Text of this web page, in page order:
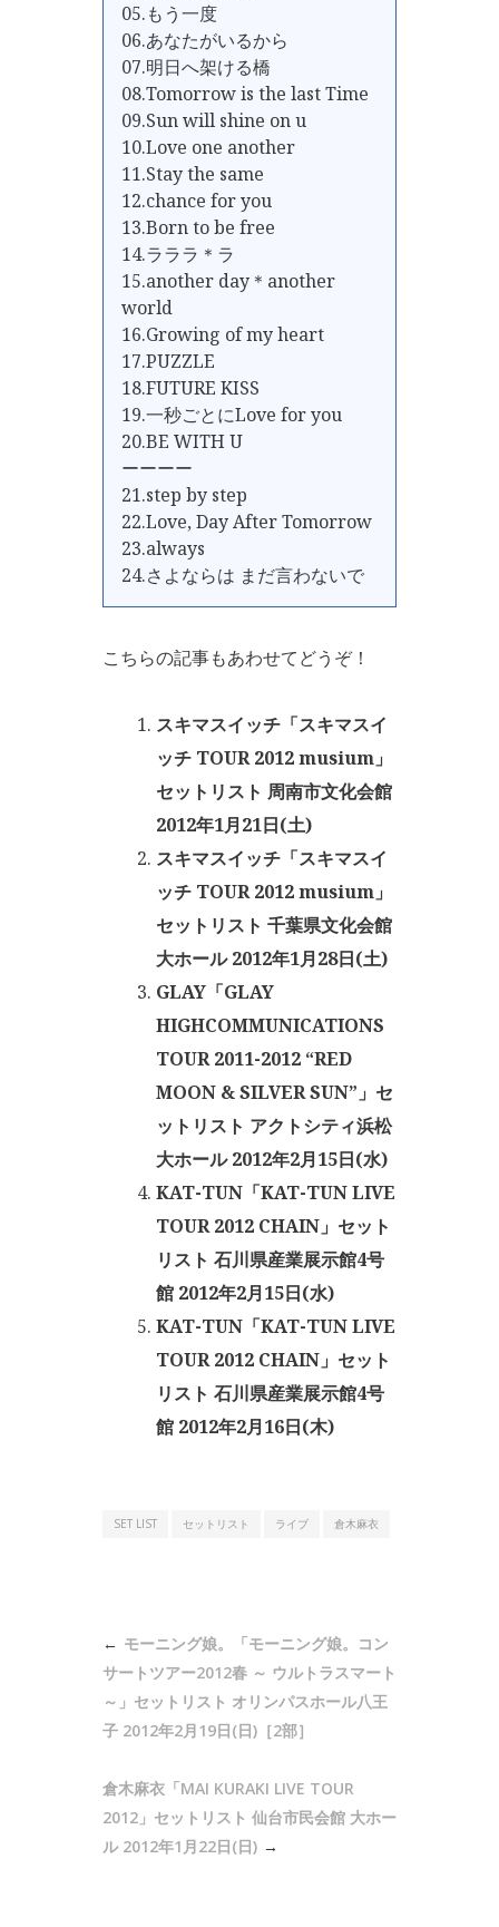
05.もう一度
06.あなたがいるから
07.明日へ架ける橋
08.Tomorrow is the last Time
09.Sun will shine on u
10.Love one another
11.Stay the same
12.chance for you
13.Born to be free
14.ラララ＊ラ
15.another day＊another
world
16.Growing of my heart
17.PUZZLE
18.FUTURE KISS
19.一秒ごとにLove for you
20.BE WITH U
ーーーー
21.step by step
22.Love, Day After Tomorrow
23.always
24.さよならは まだ言わないで
こちらの記事もあわせてどうぞ！
スキマスイッチ「スキマスイ
ッチ TOUR 2012 musium」
セットリスト 周南市文化会館
2012年1月21日(土)
スキマスイッチ「スキマスイ
ッチ TOUR 2012 musium」
セットリスト 千葉県文化会館
大ホール 2012年1月28日(土)
GLAY「GLAY
HIGHCOMMUNICATIONS
TOUR 2011-2012 “RED
MOON & SILVER SUN”」セ
ットリスト アクトシティ浜松
大ホール 2012年2月15日(水)
KAT-TUN「KAT-TUN LIVE
TOUR 2012 CHAIN」セット
リスト 石川県産業展示館4号
館 2012年2月15日(水)
KAT-TUN「KAT-TUN LIVE
TOUR 2012 CHAIN」セット
リスト 石川県産業展示館4号
館 2012年2月16日(木)
SET LIST セットリスト ライブ 倉木麻衣
モーニング娘。「モーニング娘。コン
サートツアー2012春 ～ ウルトラスマート
～」セットリスト オリンパスホール八王
子 2012年2月19日(日)［2部］
倉木麻衣「MAI KURAKI LIVE TOUR
2012」セットリスト 仙台市民会館 大ホー
ル 2012年1月22日(日)